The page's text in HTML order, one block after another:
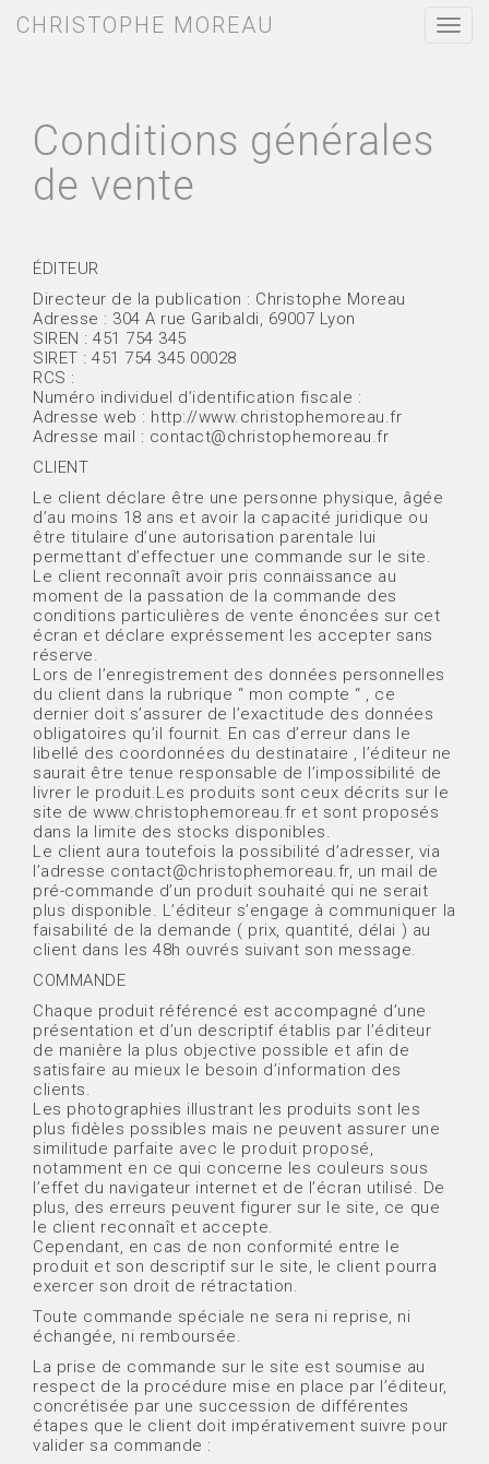
T
CHRISTOPHE MOREAU
Conditions générales
de vente
ÉDITEUR
Directeur de la publication : Christophe Moreau
Adresse : 304 A rue Garibaldi, 69007 Lyon
SIREN : 451 754 345
SIRET : 451 754 345 00028
RCS :
Numéro individuel d’identification fiscale :
Adresse web : http://www.christophemoreau.fr
Adresse mail : contact@christophemoreau.fr
CLIENT
Le client déclare être une personne physique, âgée
d’au moins 18 ans et avoir la capacité juridique ou
être titulaire d’une autorisation parentale lui
permettant d’effectuer une commande sur le site.
Le client reconnaît avoir pris connaissance au
moment de la passation de la commande des
conditions particulières de vente énoncées sur cet
écran et déclare expréssement les accepter sans
réserve.
Lors de l’enregistrement des données personnelles
du client dans la rubrique “ mon compte “ , ce
dernier doit s’assurer de l’exactitude des données
obligatoires qu’il fournit. En cas d’erreur dans le
libellé des coordonnées du destinataire , l’éditeur ne
saurait être tenue responsable de l’impossibilité de
livrer le produit.Les produits sont ceux décrits sur le
site de www.christophemoreau.fr et sont proposés
dans la limite des stocks disponibles.
Le client aura toutefois la possibilité d’adresser, via
l’adresse contact@christophemoreau.fr, un mail de
pré-commande d’un produit souhaité qui ne serait
plus disponible. L’éditeur s’engage à communiquer la
faisabilité de la demande ( prix, quantité, délai ) au
client dans les 48h ouvrés suivant son message.
COMMANDE
Chaque produit référencé est accompagné d’une
présentation et d’un descriptif établis par l’éditeur
de manière la plus objective possible et afin de
satisfaire au mieux le besoin d’information des
clients.
Les photographies illustrant les produits sont les
plus fidèles possibles mais ne peuvent assurer une
similitude parfaite avec le produit proposé,
notamment en ce qui concerne les couleurs sous
l’effet du navigateur internet et de l’écran utilisé. De
plus, des erreurs peuvent figurer sur le site, ce que
le client reconnaît et accepte.
Cependant, en cas de non conformité entre le
produit et son descriptif sur le site, le client pourra
exercer son droit de rétractation.
Toute commande spéciale ne sera ni reprise, ni
échangée, ni remboursée.
La prise de commande sur le site est soumise au
respect de la procédure mise en place par l’éditeur,
concrétisée par une succession de différentes
étapes que le client doit impérativement suivre pour
valider sa commande :